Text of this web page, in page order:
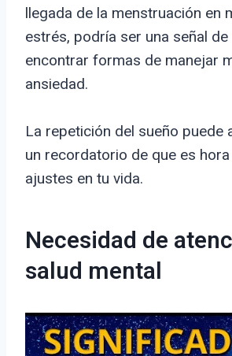
llegada de la menstruación en
estrés, podría ser una señal
encontrar formas de manejar
ansiedad.
La repetición del sueño puede
un recordatorio de que es
ajustes en tu vida.
Necesidad de
salud mental